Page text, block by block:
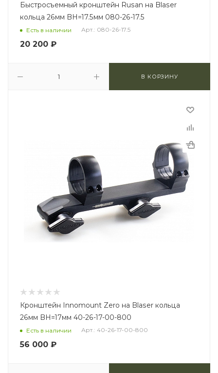
Быстросъемный кронштейн Rusan на Blaser
кольца 26мм BH=17.5мм 080-26-17.5
Есть в наличии Арт.: 080-26-17.5
20 200 ₽
В КОРЗИНУ
Кронштейн Innomount Zero на Blaser кольца
26мм BH=17мм 40-26-17-00-800
Есть в наличии Арт.: 40-26-17-00-800
56 000 ₽